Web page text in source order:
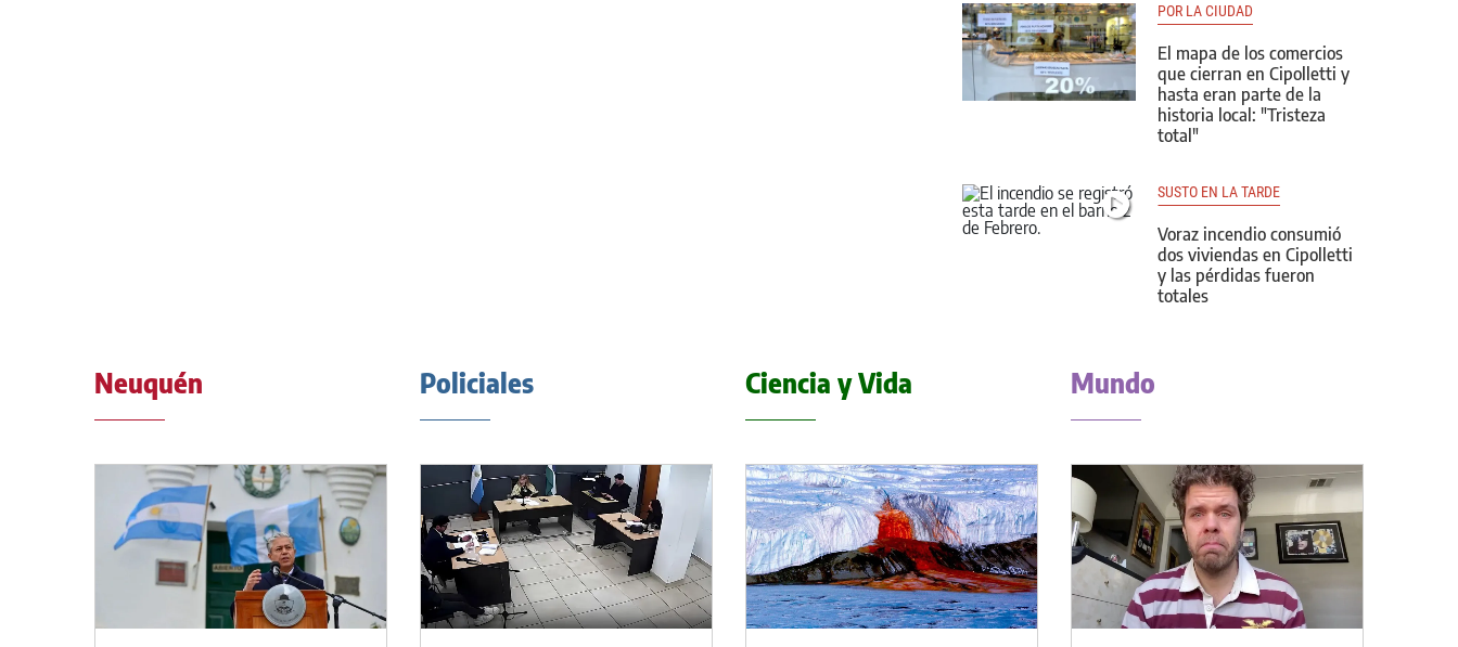
POR LA CIUDAD
El mapa de los comercios
que cierran en Cipolletti y
hasta eran parte de la
historia local: "Tristeza
total"
SUSTO EN LA TARDE
Voraz incendio consumió
dos viviendas en Cipolletti
y las pérdidas fueron
totales
Neuquén Policiales Ciencia y Vida Mundo